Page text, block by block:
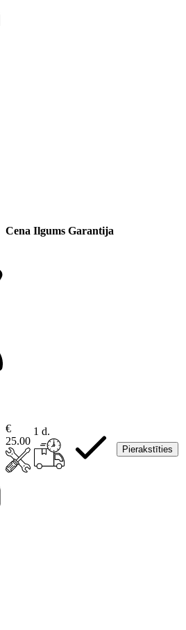
Cena Ilgums Garantija
€
25.00
1 d.
Pierakstīties